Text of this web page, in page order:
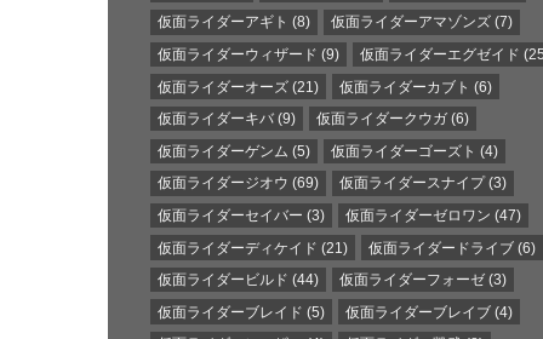
仮面ライダーアギト (8) 仮面ライダーアマゾンズ (7)
仮面ライダーウィザード (9) 仮面ライダーエグゼイド
仮面ライダーオーズ (21) 仮面ライダーカブト (6)
仮面ライダーキバ (9) 仮面ライダークウガ (6)
仮面ライダーゲンム (5) 仮面ライダーゴーズト (4)
仮面ライダージオウ (69) 仮面ライダースナイプ(3)
仮面ライダーセイバー (3) 仮面ライダーゼロワン (47)
仮面ライダーディケイド (21) 仮面ライダードライブ (6)
仮面ライダービルド (44) 仮面ライダーフォーゼ (3)
仮面ライダーブレイド (5) 仮面ライダーブレイブ (4)